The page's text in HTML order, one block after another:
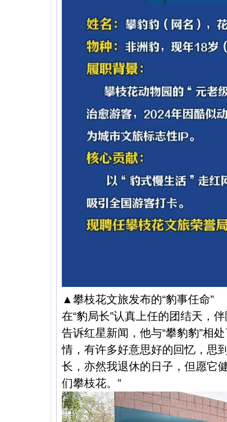
▲攀枝花文旅发布的“豹事任命”
在“豹局长”认真上任的团结天，
告诉红星新闻，他与“攀豹豹”相
情，有许多好意思好的回忆，思
长，亦然我退休的日子，但愿它
们攀枝花。”